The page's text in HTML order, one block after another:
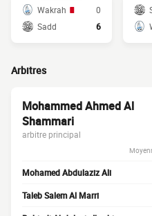
Wakrah
0
Sadd
6
Arbitres
Mohammed Ahmed Al
Shammari
arbitre principal
Mohamed Abdulaziz Ali
Taleb Salem Al Marri